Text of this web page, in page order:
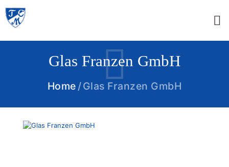
Glas Franzen GmbH
Home Glas Franzen GmbH